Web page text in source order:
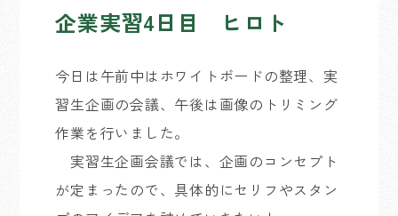
企業実習4日目 ヒロト
今日は午前中はホワイトボードの整理、実
習生企画の会議、午後は画像のトリミング
作業を行いました。
実習生企画会議では、企画のコンセプト
が定まったので、具体的にセリフやスタン